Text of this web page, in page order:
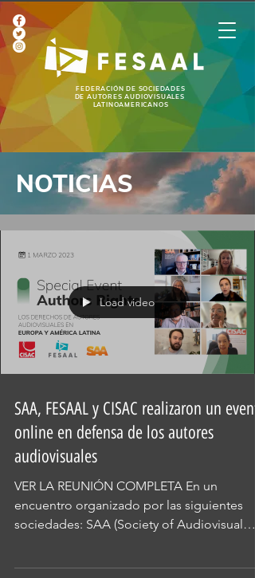
FEDERACIÓN DE SOCIEDADES
DE AUTORES AUDIOVISUALES
LATINOAMERICANOS
NOTICIAS
Load video
SAA, FESAAL y CISAC realizaron un
online en defensa de los autores
audiovisuales
VER LA REUNIÓN COMPLETA En un
encuentro organizado por las siguientes
sociedades: SAA (Society of Audiovisual